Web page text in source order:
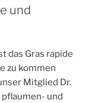
und
das Gras rapide
zu kommen
Mitglied Dr.
pflaumen- und